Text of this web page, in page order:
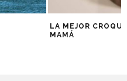
LA MEJOR
MAMÁ